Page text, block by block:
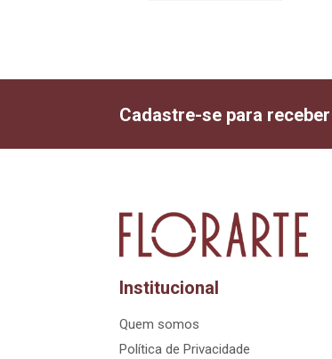
Cadastre-se para
Institucional
Quem somos
Política de Privacidade